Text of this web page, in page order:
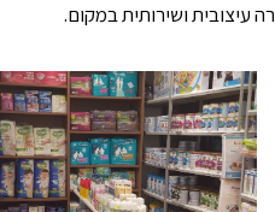
עיצובית ושירותית במקום.